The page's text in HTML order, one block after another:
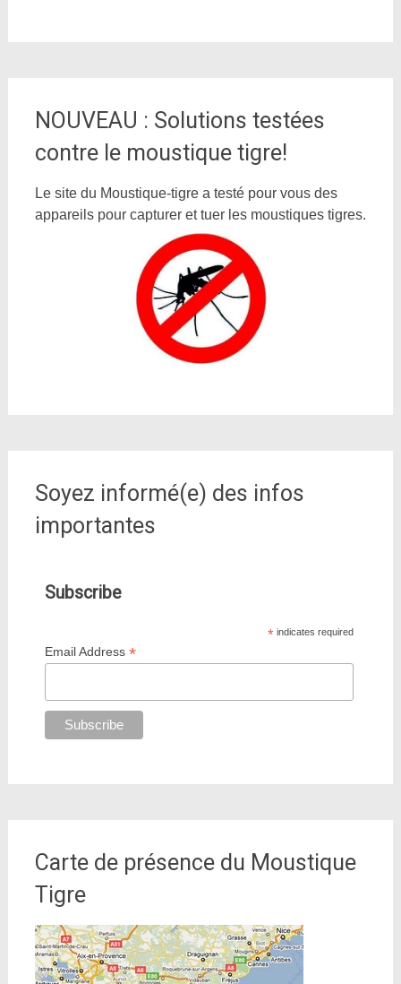
NOUVEAU : Solutions testées
contre le moustique tigre!
Le site du Moustique-tigre a testé pour vous des
appareils pour capturer et tuer les moustiques tigres.
Soyez informé(e) des infos
importantes
Subscribe
*indicates required
Email Address*
Carte de présence du Moustique
Tigre